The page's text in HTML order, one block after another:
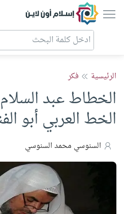
إسلام أون لاين
الرئيسية فكر
الخطاط عبد
الخط العربي أبو
السنوسي محمد السنوسي